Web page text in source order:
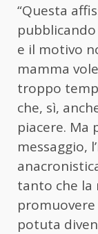
“Questa
pubblicando
e il motivo
mamma
troppo
che, sì,
piacere. Ma
messaggio,
tanto che la
promuovere
potuta